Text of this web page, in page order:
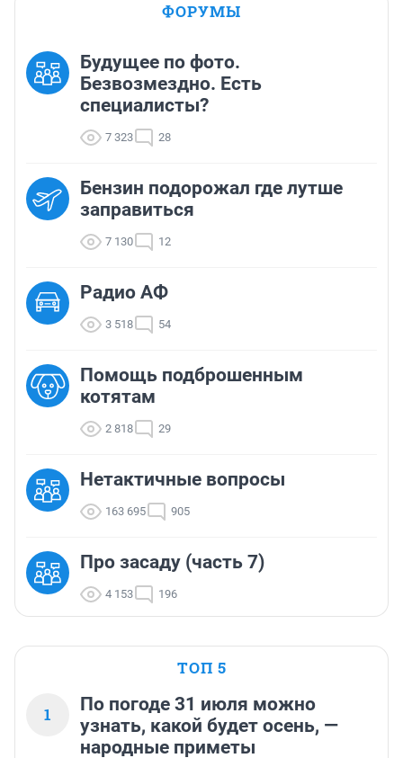
ФОРУМЫ
Будущее по фото.
Безвозмездно. Есть
специалисты?
7 323 28
Бензин подорожал где лутше
заправиться
7 130 12
Радио АФ
3 518 54
Помощь подброшенным
котятам
2 818 29
Нетактичные вопросы
163 695 905
Про засаду (часть 7)
4 153 196
ТОП 5
1
По погоде 31 июля можно
узнать, какой будет осень, —
народные приметы